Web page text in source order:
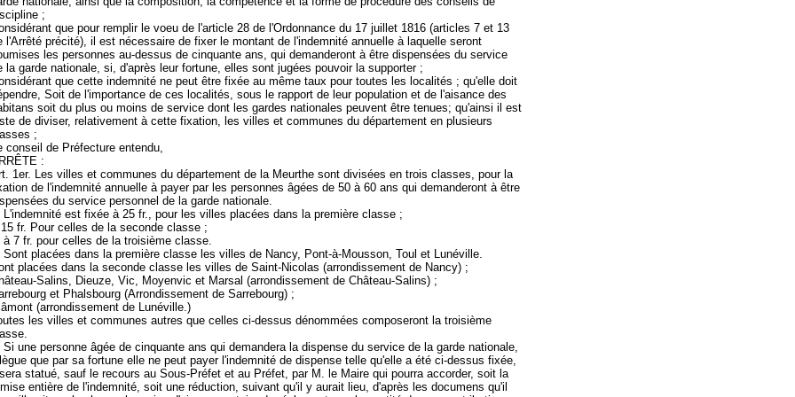
;
que pour remplir le voeu de l'article 28 de l'Ordonnance du 17 juillet 1816 (articles 7 et 13
l'Arrêté précité), il est nécessaire de fixer le montant de l'indemnité annuelle à laquelle seront
les personnes au-dessus de cinquante ans, qui demanderont à être dispensées du service
la garde nationale, si, d'après leur fortune, elles sont jugées pouvoir la supporter ;
que cette indemnité ne peut être fixée au même taux pour toutes les localités ; qu'elle doit
Soit de l'importance de ces localités, sous le rapport de leur population et de l'aisance des
soit du plus ou moins de service dont les gardes nationales peuvent être tenues; qu'ainsi il est
de diviser, relativement à cette fixation, les villes et communes du département en plusieurs
;
conseil de Préfecture entendu,
:
1er. Les villes et communes du département de la Meurthe sont divisées en trois classes, pour la
de l'indemnité annuelle à payer par les personnes âgées de 50 à 60 ans qui demanderont à être
du service personnel de la garde nationale.
L'indemnité est fixée à 25 fr., pour les villes placées dans la première classe ;
fr. Pour celles de la seconde classe ;
à 7 fr. pour celles de la troisième classe.
Sont placées dans la première classe les villes de Nancy, Pont-à-Mousson, Toul et Lunéville.
placées dans la seconde classe les villes de Saint-Nicolas (arrondissement de Nancy) ;
Salins, Dieuze, Vic, Moyenvic et Marsal (arrondissement de Château-Salins) ;
et Phalsbourg (Arrondissement de Sarrebourg) ;
(arrondissement de Lunéville.)
les villes et communes autres que celles ci-dessus dénommées composeront la troisième
Si une personne âgée de cinquante ans qui demandera la dispense du service de la garde nationale,
que par sa fortune elle ne peut payer l'indemnité de dispense telle qu'elle a été ci-dessus fixée,
statué, sauf le recours au Sous-Préfet et au Préfet, par M. le Maire qui pourra accorder, soit la
entière de l'indemnité, soit une réduction, suivant qu'il y aurait lieu, d'après les documens qu'il